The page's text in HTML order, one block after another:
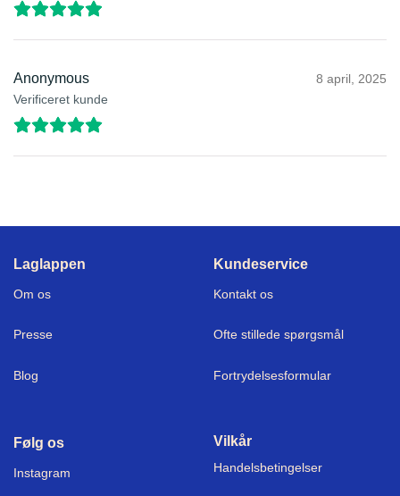
Anonymous
Verificeret kunde
8 april, 2025
Laglappen
Om os
Presse
Blog
Kundeservice
Kontakt os
Ofte stillede spørgsmål
Fortrydelsesformular
Følg os
Instagram
Vilkår
Handelsbetingelser